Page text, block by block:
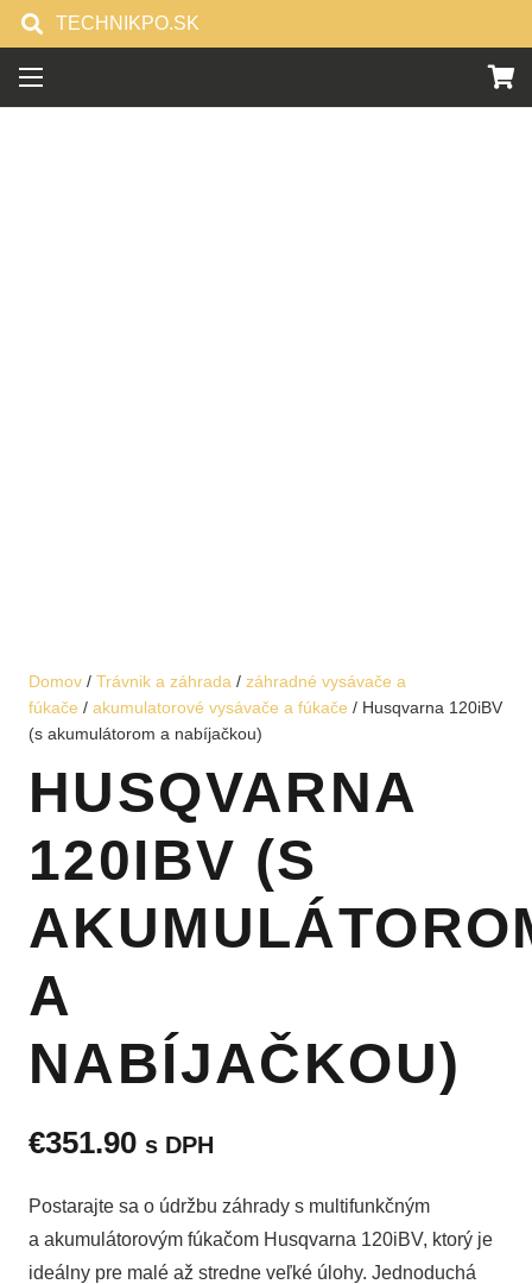
TECHNIKPO.SK
Domov / Trávnik a záhrada / záhradné vysávače a
fúkače / akumulatorové vysávače a fúkače / Husqvarna 120iBV
(s akumulátorom a nabíjačkou)
HUSQVARNA
120IBV (S
A
NABÍJAČKOU)
€351.90 s DPH
Postarajte sa o údržbu záhrady s multifunkčným
a akumulátorovým fúkačom Husqvarna 120iBV, ktorý je
ideálny pre malé až stredne veľké úlohy. Jednoduchá